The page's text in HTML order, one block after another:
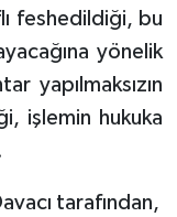
feshedildiği, bu
yönelik
yapılmaksızın
işlemin hukuka
tarafından,